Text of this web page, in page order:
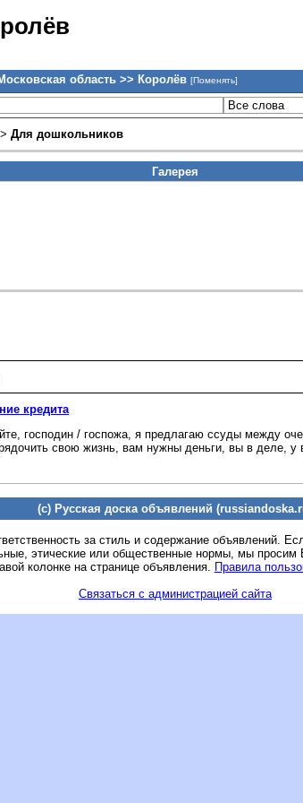
область >> Королёв [Поменять]
Для дошкольников
Галерея
кредита
господин / госпожа, я предлагаю ссуды между
свою жизнь, вам нужны деньги, вы в деле, у
(c) Русская доска объявлений
за стиль и содержание объявлений.
этические или общественные нормы, мы просим
колонке на странице объявления.
Правила
Связаться с администрацией сайта